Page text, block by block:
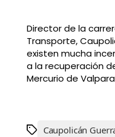
Director de la
Transporte,
existen mucha
a la recuperación
Mercurio de
Caupolicán